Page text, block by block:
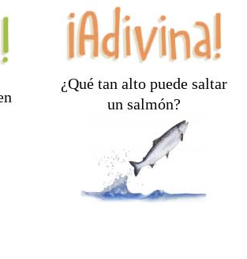
¿Qué tan alto puede saltar
un salmón?
¡Algunos pueden saltar
más de seis pies!